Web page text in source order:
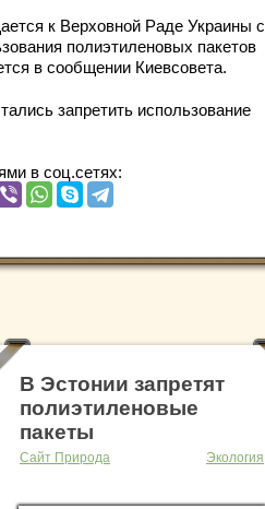
к Верховной Раде Украины с
полиэтиленовых пакетов
в сообщении Киевсовета.
запретить использование
в соц.сетях:
В Эстонии запретят
полиэтиленовые
пакеты
Сайт Природа Экология